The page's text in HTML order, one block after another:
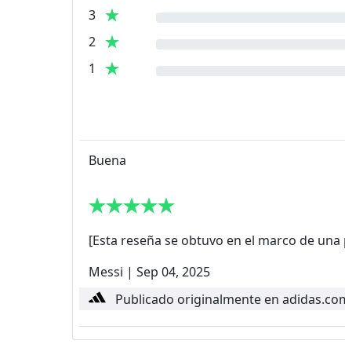
3
2
1
Buena
[Esta reseña se obtuvo en el marco de
Messi | Sep 04, 2025
Publicado originalmente en